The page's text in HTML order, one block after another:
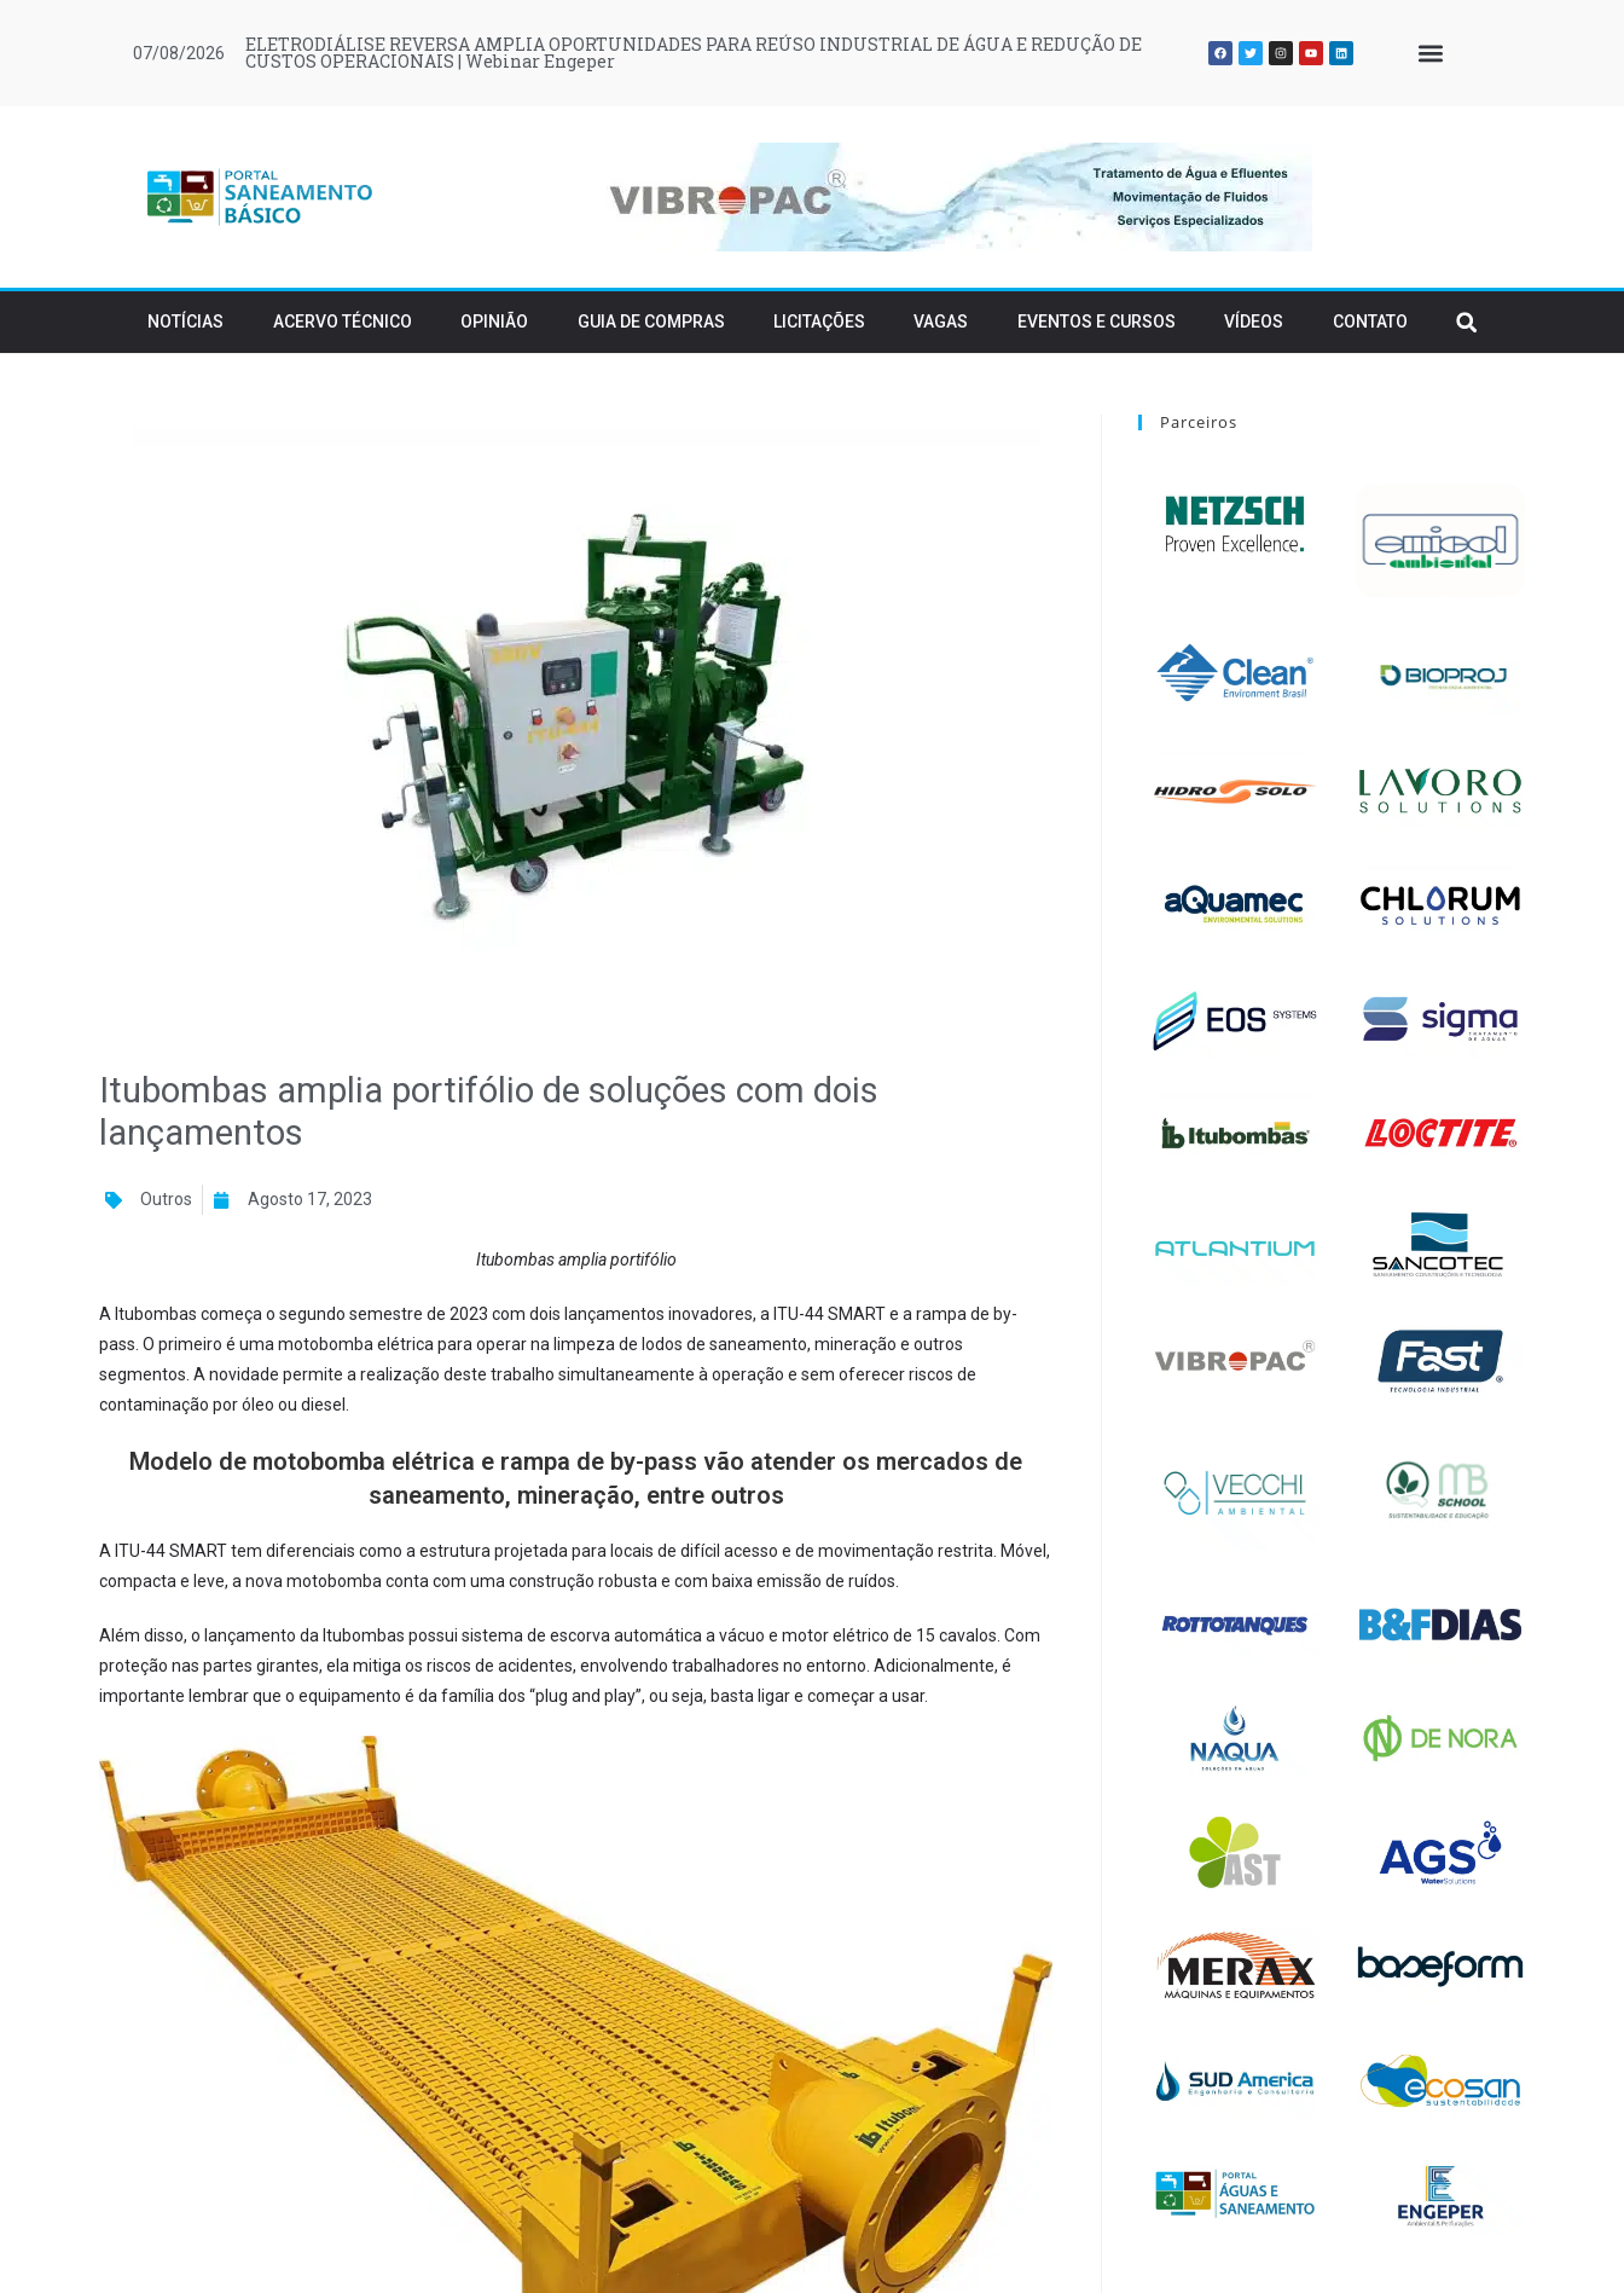
07/08/2026 ELETRODIÁLISE REVERSA AMPLIA OPORTUNIDADES PARA REÚSO INDUSTRIAL DE ÁGUA E REDUÇÃO DE
CUSTOS OPERACIONAIS | Webinar Engeper
NOTÍCIAS ACERVO TÉCNICO OPINIÃO GUIA DE COMPRAS LICITAÇÕES VAGAS EVENTOS E CURSOS VÍDEOS CONTATO
Itubombas amplia portifólio de soluções com dois
lançamentos
Outros Agosto 17, 2023
Itubombas amplia portifólio
A Itubombas começa o segundo semestre de 2023 com dois lançamentos inovadores, a ITU-44 SMART e a rampa de by-
pass. O primeiro é uma motobomba elétrica para operar na limpeza de lodos de saneamento, mineração e outros
segmentos. A novidade permite a realização deste trabalho simultaneamente à operação e sem oferecer riscos de
contaminação por óleo ou diesel.
Modelo de motobomba elétrica e rampa de by-pass vão atender os mercados de
saneamento, mineração, entre outros
A ITU-44 SMART tem diferenciais como a estrutura projetada para locais de difícil acesso e de movimentação restrita. Móvel,
compacta e leve, a nova motobomba conta com uma construção robusta e com baixa emissão de ruídos.
Além disso, o lançamento da Itubombas possui sistema de escorva automática a vácuo e motor elétrico de 15 cavalos. Com
proteção nas partes girantes, ela mitiga os riscos de acidentes, envolvendo trabalhadores no entorno. Adicionalmente, é
importante lembrar que o equipamento é da família dos “plug and play”, ou seja, basta ligar e começar a usar.
Parceiros